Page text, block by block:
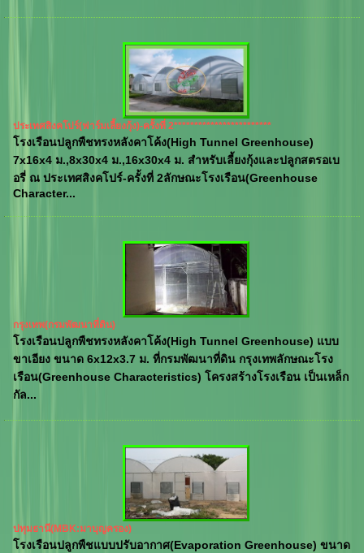
ประเทศสิงคโปร์(ฟาร์มเลี้ยงกุ้ง)-ครั้งที่ 2************************
โรงเรือนปลูกพืชทรงหลังคาโค้ง(High Tunnel Greenhouse)
7x16x4 ม.,8x30x4 ม.,16x30x4 ม. สำหรับเลี้ยงกุ้งและปลูกสตรอเบ
อรี่ ณ ประเทศสิงคโปร์-ครั้งที่ 2ลักษณะโรงเรือน(Greenhouse
Character...
กรุงเทพ(กรมพัฒนาที่ดิน)
โรงเรือนปลูกพืชทรงหลังคาโค้ง(High Tunnel Greenhouse) แบบ
ขาเอียง ขนาด 6x12x3.7 ม. ที่กรมพัฒนาที่ดิน กรุงเทพลักษณะโรง
เรือน(Greenhouse Characteristics) โครงสร้างโรงเรือน เป็นเหล็ก
กัล...
ปทุมธานี(MBK:มาบุญครอง)
โรงเรือนปลูกพืชแบบปรับอากาศ(Evaporation Greenhouse) ขนาด